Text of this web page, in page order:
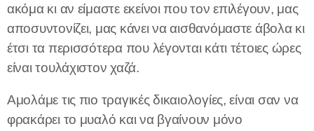
ακόμα κι αν είμαστε εκείνοι που τον επιλέγουν, μας
αποσυντονίζει, μας κάνει να αισθανόμαστε άβολα κι
έτσι τα περισσότερα που λέγονται κάτι τέτοιες ώρες
είναι τουλάχιστον χαζά.
Αμολάμε τις πιο τραγικές δικαιολογίες, είναι σαν να
φρακάρει το μυαλό και να βγαίνουν μόνο